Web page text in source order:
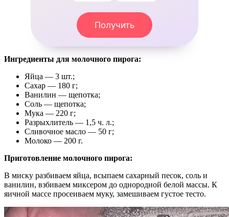
Получить
Ингредиенты для молочного пирога:
Яйца — 3 шт.;
Сахар — 180 г;
Ванилин — щепотка;
Соль — щепотка;
Мука — 220 г;
Разрыхлитель — 1,5 ч. л.;
Сливочное масло — 50 г;
Молоко — 200 г.
Приготовление молочного пирога:
В миску разбиваем яйца, всыпаем сахарный песок, соль и
ванилин, взбиваем миксером до однородной белой массы. К
яичной массе просеиваем муку, замешиваем густое тесто.